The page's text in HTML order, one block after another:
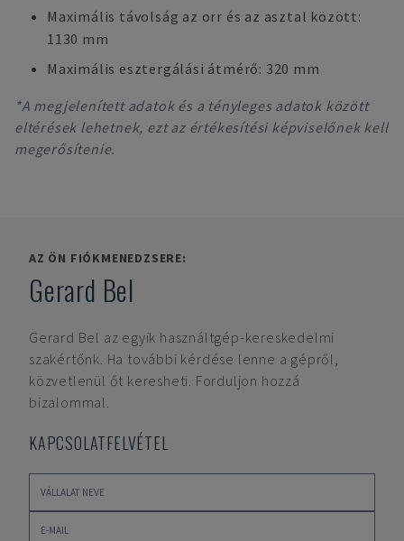
Maximális távolság az orr és az asztal között:
1130 mm
Maximális esztergálási átmérő: 320 mm
*A megjelenített adatok és a tényleges adatok között
eltérések lehetnek, ezt az értékesítési képviselőnek kell
megerősítenie.
AZ ÖN FIÓKMENEDZSERE:
Gerard Bel
Gerard Bel az egyik használtgép-kereskedelmi
szakértőnk. Ha további kérdése lenne a gépről,
közvetlenül őt keresheti. Forduljon hozzá
bizalommal.
KAPCSOLATFELVÉTEL